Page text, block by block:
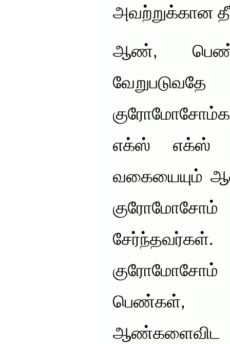
அவற்றுக்கான
ஆண், பெண்
எக்ஸ் எக்ஸ்
வகையையும்
பெண்கள்,